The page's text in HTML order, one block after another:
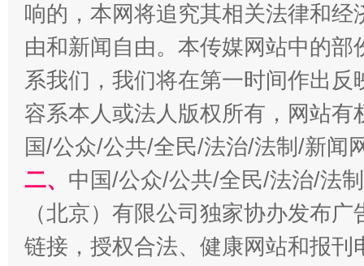
揭开“小金库”的免责幌子
响的，本网将追究其相关法律和
由和新闻自由。本传媒网站中的
系我们，我们将在第一时间作出
容系本人或法人版权所有，网站
国/公众/公共/全民/法治/法制/新闻
二、 中国/公众/公共/全民/法治/法
（北京）有限公司独家协办发布
链接，授权合法、健康网站和报